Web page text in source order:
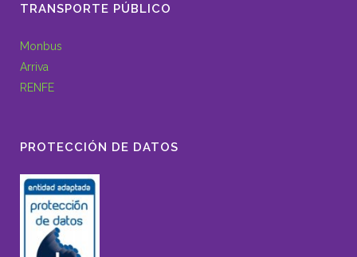
TRANSPORTE PÚBLICO
Monbus
Arriva
RENFE
PROTECCIÓN DE DATOS